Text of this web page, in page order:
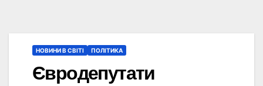
НОВИНИ В СВІТІ ПОЛІТИКА
Євродепутати